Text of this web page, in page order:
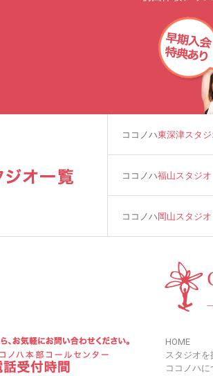
ココノハ東深津スタジ
ココノハ福山スタジオ
ココノハ 岡山スタジオ
HOME
スタジオを
ココノハに